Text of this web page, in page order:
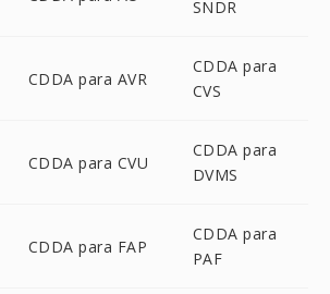
SNDR
CDDA para AVR
CDDA para
CVS
CDDA para CVU
CDDA para
DVMS
CDDA para FAP
CDDA para
PAF